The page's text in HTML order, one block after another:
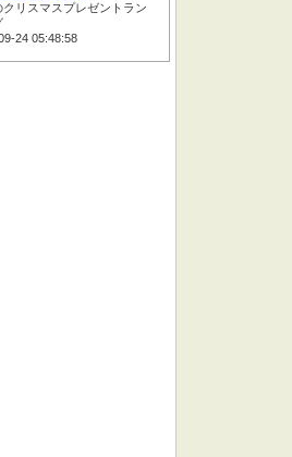
クリスマスプレゼントラン
24 05:48:58